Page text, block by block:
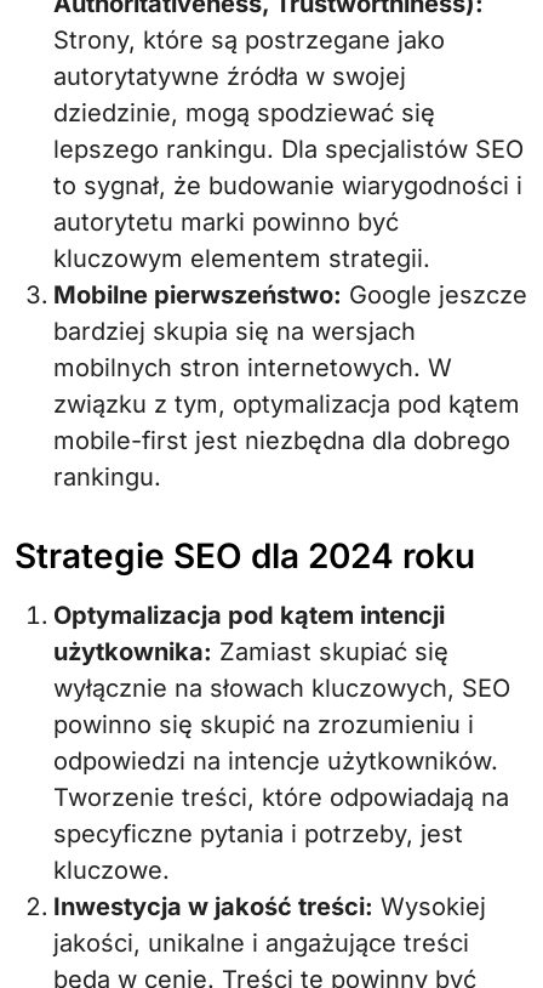
Strony, które są postrzegane jako
autorytatywne źródła w swojej
dziedzinie, mogą spodziewać się
lepszego rankingu. Dla specjalistów SEO
to sygnał, że budowanie wiarygodności i
autorytetu marki powinno być
kluczowym elementem strategii.
Mobilne pierwszeństwo: Google jeszcze
bardziej skupia się na wersjach
mobilnych stron internetowych. W
związku z tym, optymalizacja pod kątem
mobile-first jest niezbędna dla dobrego
rankingu.
Strategie SEO dla 2024 roku
Optymalizacja pod kątem intencji
użytkownika: Zamiast skupiać się
wyłącznie na słowach kluczowych, SEO
powinno się skupić na zrozumieniu i
odpowiedzi na intencje użytkowników.
Tworzenie treści, które odpowiadają na
specyficzne pytania i potrzeby, jest
kluczowe.
Inwestycja w jakość treści: Wysokiej
jakości, unikalne i angażujące treści
będą w cenie. Treści te powinny być